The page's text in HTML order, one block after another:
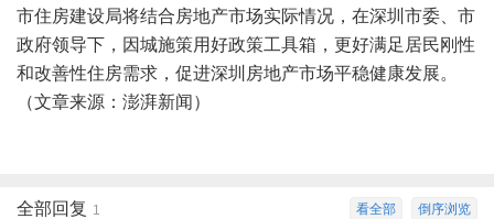
市住房建设局将结合房地产市场实际情况，在深圳市委、市
政府领导下，因城施策用好政策工具箱，更好满足居民刚性
和改善性住房需求，促进深圳房地产市场平稳健康发展。
（文章来源：澎湃新闻）
倒序浏览
看全部
全部回复 1